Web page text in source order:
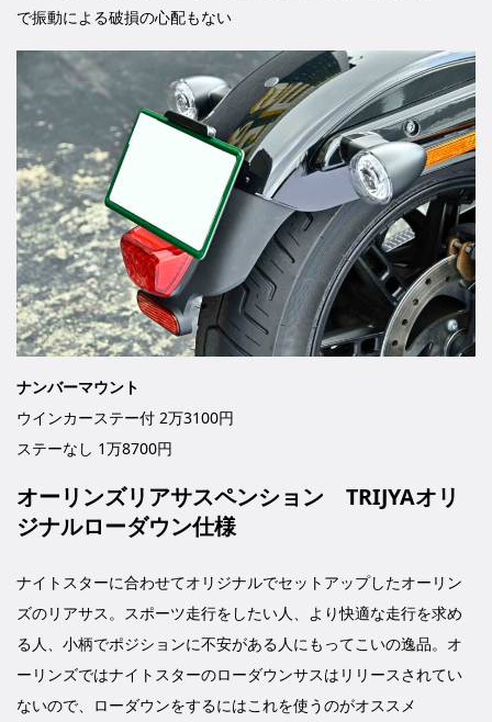
で振動による破損の心配もない
ナンバーマウント
ウインカーステー付 2万3100円
ステーなし 1万8700円
オーリンズリアサスペンション TRIJYAオリ
ジナルローダウン仕様
ナイトスターに合わせてオリジナルでセットアップしたオーリン
ズのリアサス。スポーツ走行をしたい人、より快適な走行を求め
る人、小柄でポジションに不安がある人にもってこいの逸品。オ
ーリンズではナイトスターのローダウンサスはリリースされてい
ないので、ローダウンをするにはこれを使うのがオススメ